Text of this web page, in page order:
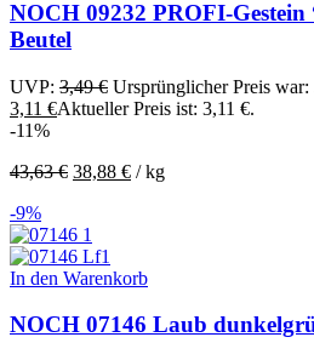
NOCH 09232 PROFI-
Beutel
UVP: 3,49€ Ursprünglicher Preis war:
3,11 €Aktueller Preis ist: 3,11 €.
-11%
43,63€ 38,88 € /kg
-9%
In den Warenkorb
NOCH 07146 Laub